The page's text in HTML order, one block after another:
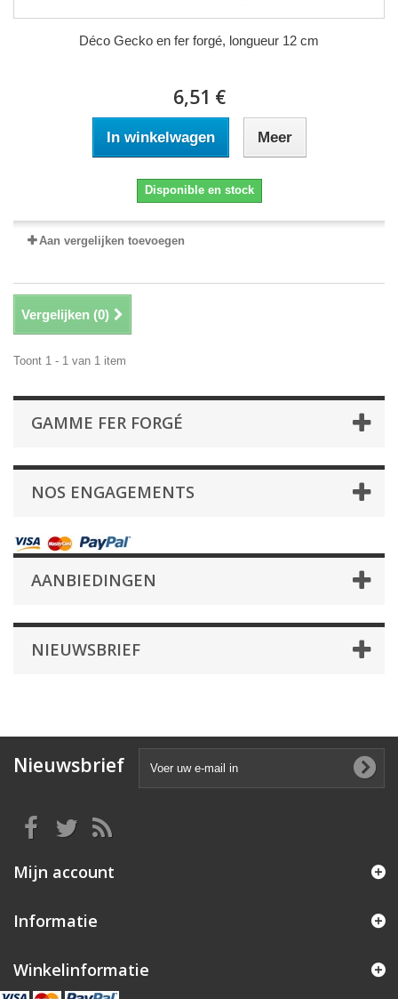
Déco Gecko en fer forgé, longueur 12 cm
6,51 €
In winkelwagen Meer
Disponible en stock
Aan vergelijken toevoegen
Vergelijken (0)
Toont 1 - 1 van 1 item
GAMME FER FORGÉ
NOS ENGAGEMENTS
AANBIEDINGEN
NIEUWSBRIEF
Nieuwsbrief
Mijn account
Informatie
Winkelinformatie